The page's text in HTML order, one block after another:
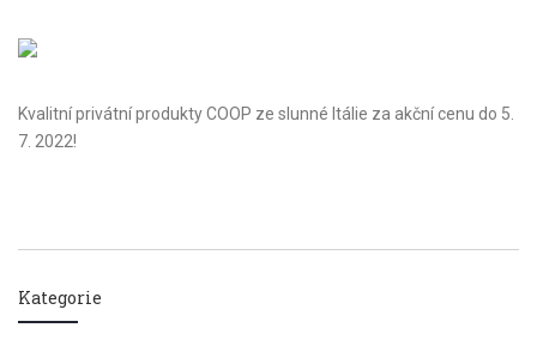
Kvalitní privátní produkty COOP ze slunné Itálie za akční cenu do 5.
7. 2022!
Kategorie